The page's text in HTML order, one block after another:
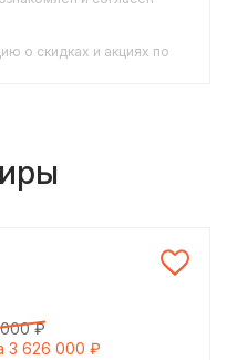
о скидках и акциях по
₽
3 626 000 ₽